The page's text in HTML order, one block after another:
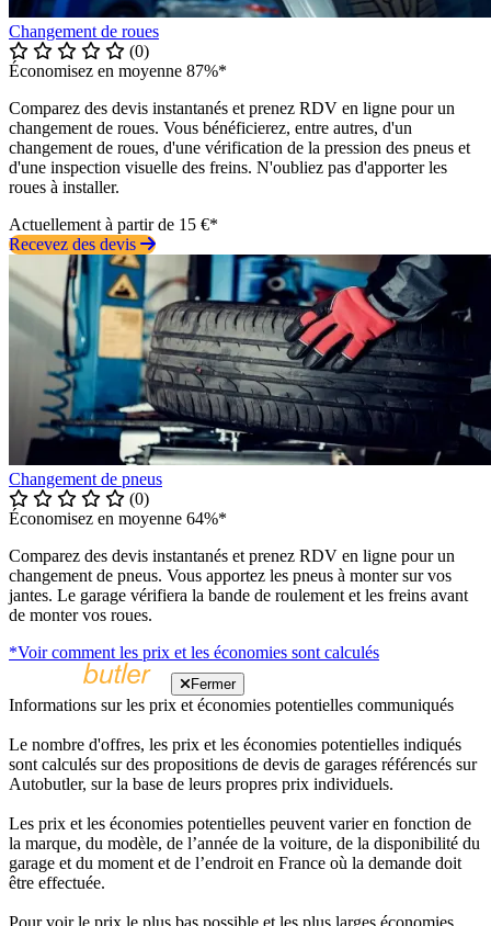
Changement de roues
(0)
Économisez en moyenne 87%*
Comparez des devis instantanés et prenez RDV en ligne pour un
changement de roues. Vous bénéficierez, entre autres, d'un
changement de roues, d'une vérification de la pression des pneus et
d'une inspection visuelle des freins. N'oubliez pas d'apporter les
roues à installer.
Actuellement à partir de 15 €*
Recevez des devis
Changement de pneus
(0)
Économisez en moyenne 64%*
Comparez des devis instantanés et prenez RDV en ligne pour un
changement de pneus. Vous apportez les pneus à monter sur vos
jantes. Le garage vérifiera la bande de roulement et les freins avant
de monter vos roues.
*Voir comment les prix et les économies sont calculés
Fermer
Informations sur les prix et économies potentielles communiqués
Le nombre d'offres, les prix et les économies potentielles indiqués
sont calculés sur des propositions de devis de garages référencés sur
Autobutler, sur la base de leurs propres prix individuels.
Les prix et les économies potentielles peuvent varier en fonction de
la marque, du modèle, de l’année de la voiture, de la disponibilité du
garage et du moment et de l’endroit en France où la demande doit
être effectuée.
Pour voir le prix le plus bas possible et les plus larges économies